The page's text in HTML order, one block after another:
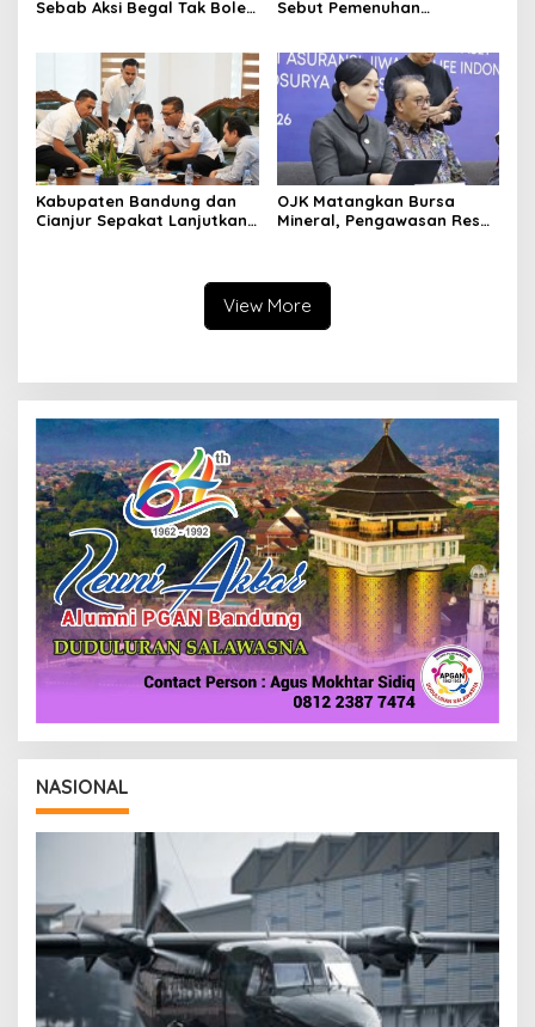
Sebab Aksi Begal Tak Boleh
Sebut Pemenuhan
APBD Jabar 2027
Kabupaten Bandung dan
Cianjur Sepakat Lanjutkan
OJK Matangkan Bursa
Mineral, Pengawasan Resmi
View More
NASIONAL